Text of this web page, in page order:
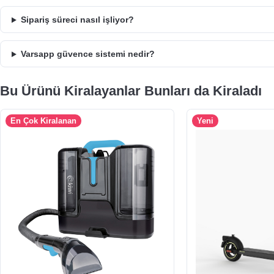
Sipariş süreci nasıl işliyor?
Varsapp güvence sistemi nedir?
Bu Ürünü Kiralayanlar Bunları da Kiraladı
En Çok Kiralanan Yeni